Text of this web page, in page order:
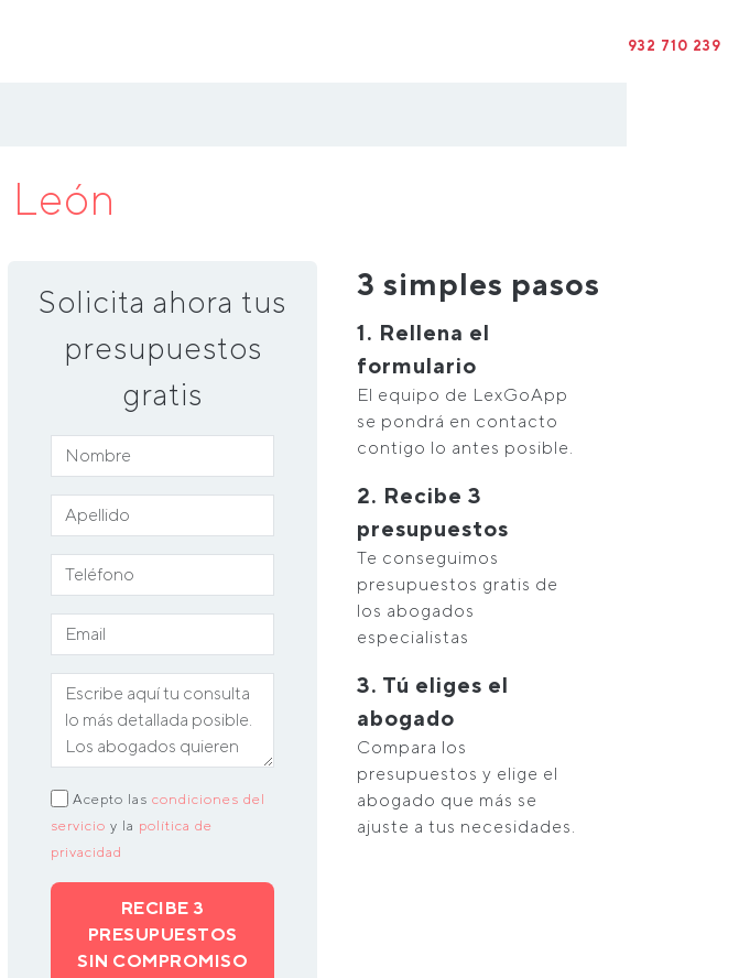
932 710 239
León
Solicita ahora tus
presupuestos
gratis
Acepto las condiciones del
servicio y la política de
privacidad
RECIBE 3
PRESUPUESTOS
SIN COMPROMISO
3 simples pasos
1. Rellena el
formulario
El equipo de LexGoApp
se pondrá en contacto
contigo lo antes posible.
2. Recibe 3
presupuestos
Te conseguimos
presupuestos gratis de
los abogados
especialistas
3. Tú eliges el
abogado
Compara los
presupuestos y elige el
abogado que más se
ajuste a tus necesidades.